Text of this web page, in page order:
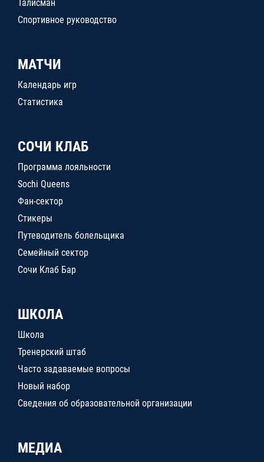
Талисман
Спортивное руководство
МАТЧИ
Календарь игр
Статистика
СОЧИ КЛАБ
Программа лояльности
Sochi Queens
Фан-сектор
Стикеры
Путеводитель болельщика
Семейный сектор
Сочи Клаб Бар
ШКОЛА
Школа
Тренерский штаб
Часто задаваемые вопросы
Новый набор
Сведения об образовательной организации
МЕДИА